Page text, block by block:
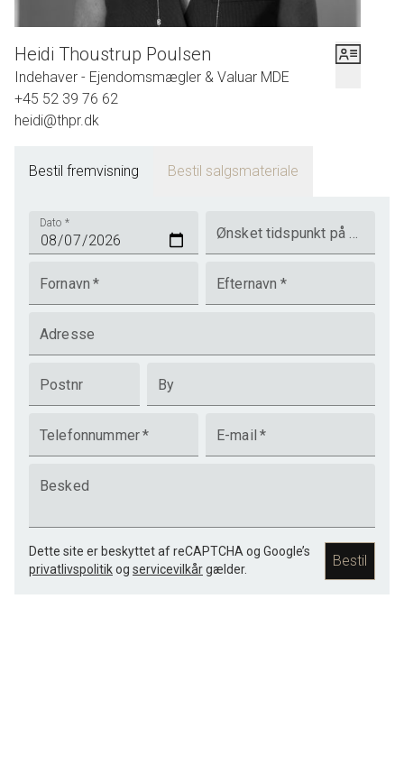
Heidi Thoustrup Poulsen
Indehaver - Ejendomsmægler & Valuar MDE
+45 52 39 76 62
heidi@thpr.dk
Bestil fremvisning Bestil salgsmateriale
Dato *
Ønsket tidspunkt på dagen
Fornavn * Efternavn *
Adresse
Postnr By
Telefonnummer* E-mail *
Besked
Dette site er beskyttet af reCAPTCHA og Google’s
privatlivspolitikog servicevilkårgælder. Bestil